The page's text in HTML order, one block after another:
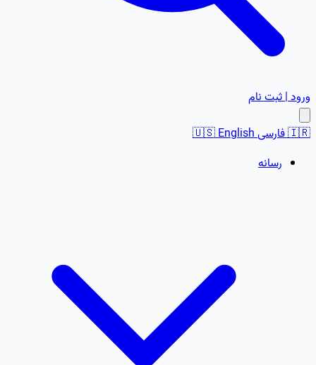
ورود | ثبت نام
🇮🇷فارسی 🇺🇸English
رسانه